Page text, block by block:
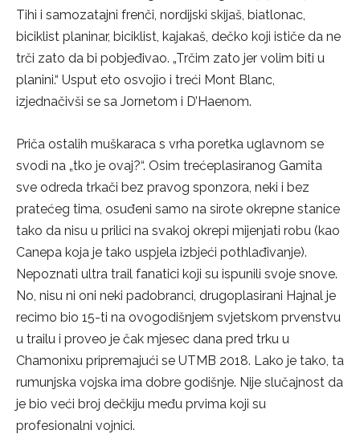
Tihi i samozatajni frenči, nordijski skijaš, biatlonac,
biciklist planinar, biciklist, kajakaš, dečko koji ističe da ne
trči zato da bi pobjeđivao. „Trčim zato jer volim biti u
planini.“ Usput eto osvojio i treći Mont Blanc,
izjednačivši se sa Jornetom i D’Haenom.
Priča ostalih muškaraca s vrha poretka uglavnom se
svodi na „tko je ovaj?“. Osim trećeplasiranog Gamita
sve odreda trkači bez pravog sponzora, neki i bez
pratećeg tima, osuđeni samo na sirote okrepne stanice
tako da nisu u prilici na svakoj okrepi mijenjati robu (kao
Canepa koja je tako uspjela izbjeći pothlađivanje).
Nepoznati ultra trail fanatici koji su ispunili svoje snove.
No, nisu ni oni neki padobranci, drugoplasirani Hajnal je
recimo bio 15-ti na ovogodišnjem svjetskom prvenstvu
u trailu i proveo je čak mjesec dana pred trku u
Chamonixu pripremajući se UTMB 2018. Lako je tako, ta
rumunjska vojska ima dobre godišnje. Nije slučajnost da
je bio veći broj dečkiju među prvima koji su
profesionalni vojnici.